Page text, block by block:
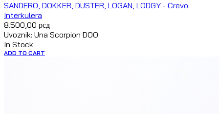
SANDERO, DOKKER, DUSTER, LOGAN, LODGY - Crevo
Interkulera
8.500,00 рсд
Uvoznik: Una Scorpion DOO
In Stock
ADD TO CART